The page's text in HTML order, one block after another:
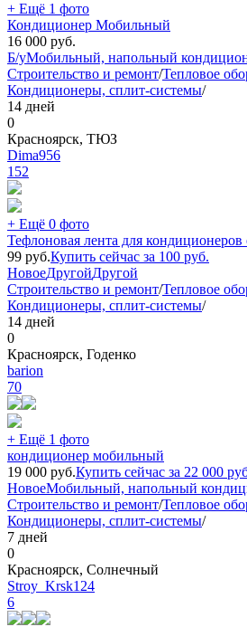
+ Ещё 1 фото
Кондиционер Мобильный
16 000 руб.
Б/уМобильный, напольный
Строительство и ремонт/Тепловое
Кондиционеры, сплит-системы/
14 дней
0
Красноярск, ТЮЗ
Dima956
152
+ Ещё 0 фото
Тефлоновая лента для кондиционеров
99 руб.Купить сейчас за 100 руб.
НовоеДругойДругой
Строительство и ремонт/Тепловое
Кондиционеры, сплит-системы/
14 дней
0
Красноярск, Годенко
barion
70
+ Ещё 1 фото
кондиционер мобильный
19 000 руб.Купить сейчас за 22 000
НовоеМобильный, напольный
Строительство и ремонт/Тепловое
Кондиционеры, сплит-системы/
7 дней
0
Красноярск, Солнечный
Stroy_Krsk124
6